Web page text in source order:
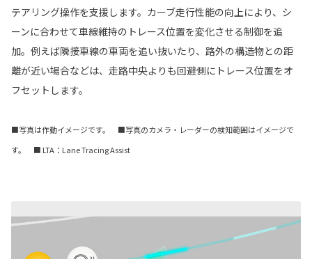
テアリング操作を支援します。カーブ走行性能の向上により、シ
ーンに合わせて車線維持のトレース位置を変化させる制御を追
加。例えば隣接車線の車両を追い抜いたり、路外の構造物との距
離が近い場合などは、走路中央よりも回避側にトレース位置をオ
フセットします。
■写真は作動イメージです。 ■写真のカメラ・レーダーの検知範囲はイメージで
す。 ■ LTA：Lane Tracing Assist